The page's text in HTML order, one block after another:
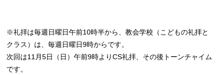
※礼拝は毎週日曜日午前10時半から、教会学校（こどもの礼拝と
クラス）は、毎週日曜日9時からです。
次回は11月5日（日）午前9時よりCS礼拝、その後トーンチャイム
です。